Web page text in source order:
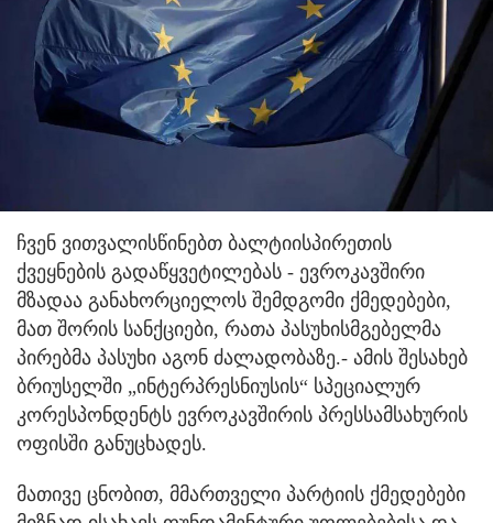
ჩვენ ვითვალისწინებთ ბალტიისპირეთის
ქვეყნების გადაწყვეტილებას - ევროკავშირი
მზადაა განახორციელოს შემდგომი ქმედებები,
მათ შორის სანქციები, რათა პასუხისმგებელმა
პირებმა პასუხი აგონ ძალადობაზე.- ამის შესახებ
ბრიუსელში „ინტერპრესნიუსის“ სპეციალურ
კორესპონდენტს ევროკავშირის პრესსამსახურის
ოფისში განუცხადეს.
მათივე ცნობით, მმართველი პარტიის ქმედებები